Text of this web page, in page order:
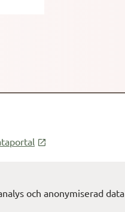
och anonymiserad data